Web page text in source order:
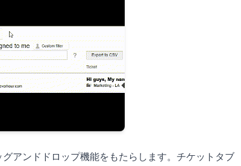
アンドドロップ機能をもたらします。チケットタブ